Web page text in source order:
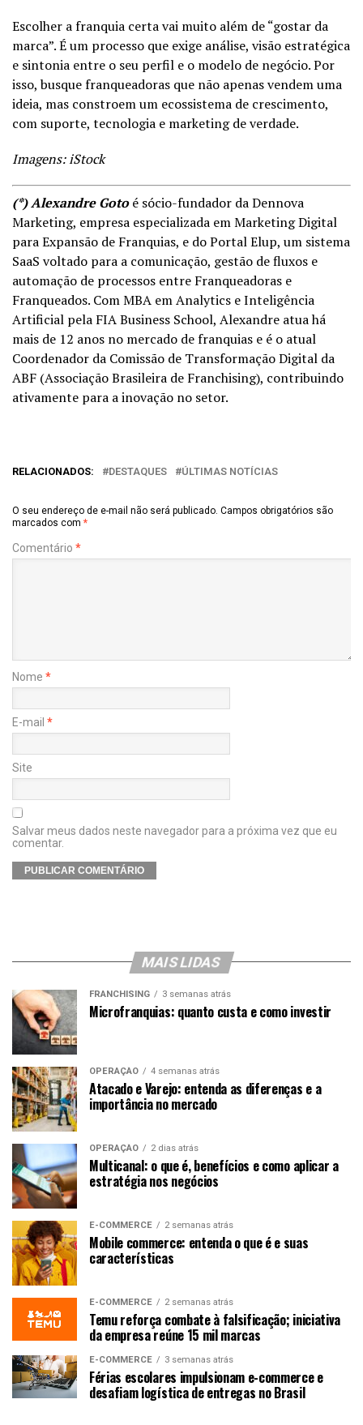
Escolher a franquia certa vai muito além de “gostar da
marca”. É um processo que exige análise, visão estratégica
e sintonia entre o seu perfil e o modelo de negócio. Por
isso, busque franqueadoras que não apenas vendem uma
ideia, mas constroem um ecossistema de crescimento,
com suporte, tecnologia e marketing de verdade.
Imagens: iStock
(*) Alexandre Goto é sócio-fundador da Dennova
Marketing, empresa especializada em Marketing Digital
para Expansão de Franquias, e do Portal Elup, um sistema
SaaS voltado para a comunicação, gestão de fluxos e
automação de processos entre Franqueadoras e
Franqueados. Com MBA em Analytics e Inteligência
Artificial pela FIA Business School, Alexandre atua há
mais de 12 anos no mercado de franquias e é o atual
Coordenador da Comissão de Transformação Digital da
ABF (Associação Brasileira de Franchising), contribuindo
ativamente para a inovação no setor.
RELACIONADOS: DESTAQUES ÚLTIMAS NOTÍCIAS
O seu endereço de e-mail não será publicado. Campos obrigatórios são
marcados com *
Comentário *
Nome *
E-mail *
Site
Salvar meus dados neste navegador para a próxima vez que eu
comentar.
MAIS LIDAS
FRANCHISING 3 semanas atrás
Microfranquias: quanto custa e como investir
OPERAÇÃO 4 semanas atrás
Atacado e Varejo: entenda as diferenças e a
importância no mercado
OPERAÇÃO 2 dias atrás
Multicanal: o que é, benefícios e como aplicar a
estratégia nos negócios
E-COMMERCE 2 semanas atrás
Mobile commerce: entenda o que é e suas
características
E-COMMERCE 2 semanas atrás
Temu reforça combate à falsificação; iniciativa
da empresa reúne 15 mil marcas
E-COMMERCE 3 semanas atrás
Férias escolares impulsionam e-commerce e
desafiam logística de entregas no Brasil